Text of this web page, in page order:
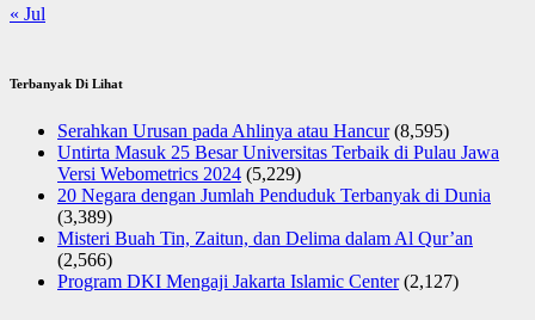
« Jul
Terbanyak Di Lihat
Serahkan Urusan pada Ahlinya atau Hancur (8,595)
Untirta Masuk 25 Besar Universitas Terbaik di Pulau Jawa
Versi Webometrics 2024 (5,229)
20 Negara dengan Jumlah Penduduk Terbanyak di Dunia
(3,389)
Misteri Buah Tin, Zaitun, dan Delima dalam Al Qur’an
(2,566)
Program DKI Mengaji Jakarta Islamic Center (2,127)